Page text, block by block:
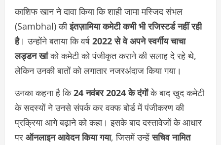
काशिफ खान ने दावा किया कि शाही जामा मस्जिद संभल
(Sambhal) कीइंतज़ामिया कमेटी कभी भी रजिस्टर्ड नहीं रही
है। उन्होंने बताया कि वर्ष 2022 से वे अपने स्वर्गीय चाचा
लड्डन खांको कमेटी को पंजीकृत कराने की सलाह दे रहे थे,
लेकिन उनकी बातों को लगातार नजरअंदाज किया गया।
उनका कहना है कि24 नवंबर 2024 के दंगोंके बाद खुद कमेटी
के सदस्यों ने उनसे संपर्क कर वक्फ बोर्ड में पंजीकरण की
प्रक्रिया आगे बढ़ाने को कहा। इसके बाद दस्तावेजों के आधार
पर ऑनलाइन आवेदन किया गया, जिसमें उन्हेंसचिव नामित